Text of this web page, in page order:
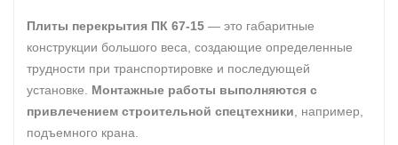
Плиты перекрытия ПК 67-15 — это габаритные
конструкции большого веса, создающие определенные
трудности при транспортировке и последующей
установке. Монтажные работы выполняются с
привлечением строительной спецтехники , например,
подъемного крана.